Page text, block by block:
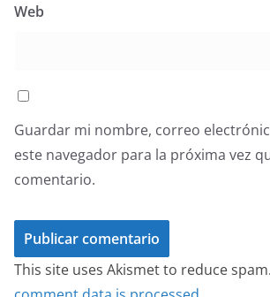
Web
Guardar mi nombre, correo
este navegador para la próxima vez
comentario.
This site uses Akismet to reduce spam.